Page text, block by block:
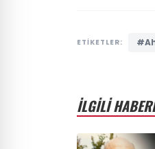
ETİKETLER:
İLGİLİ